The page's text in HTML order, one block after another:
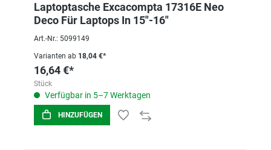
Laptoptasche Excacompta 17316E Neo
Deco Für Laptops In 15"-16"
Art.-Nr.: 5099149
Varianten ab 18,04 €*
16,64 €*
Stück
Verfügbar in 5–7 Werktagen
HINZUFÜGEN